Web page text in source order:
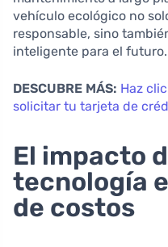
vehículo ecológico no
responsable, sino
inteligente para el futuro.
DESCUBRE MÁS: Haz
solicitar tu tarjeta de
El impacto
tecnología
de costos